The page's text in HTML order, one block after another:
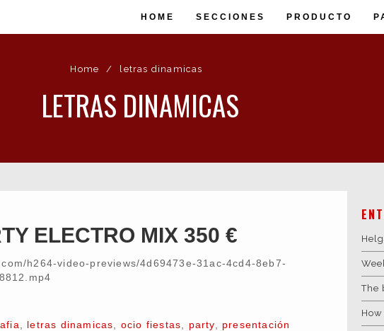
HOME SECCIONES PRODUCTO
Home / letras dinamicas
LETRAS DINAMICAS
ELECTRO MIX 350 €
h264-video-previews/4d69473e-31ac-4cd4-8eb7-
letras dinamicas ocio fiestas party
presentación
The